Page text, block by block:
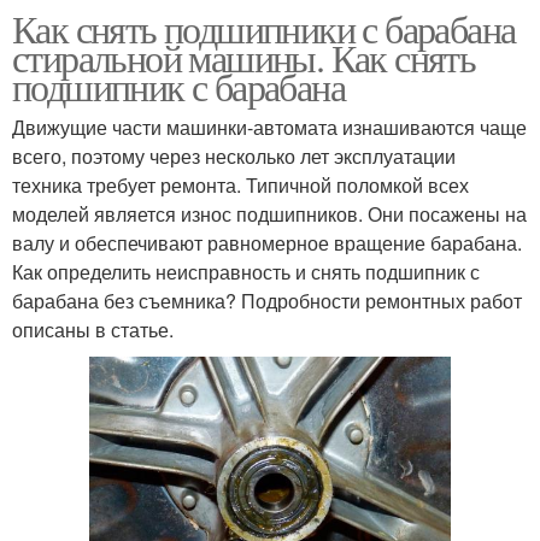
Как снять подшипники с барабана
стиральной машины. Как снять
подшипник с барабана
Движущие части машинки-автомата изнашиваются чаще
всего, поэтому через несколько лет эксплуатации
техника требует ремонта. Типичной поломкой всех
моделей является износ подшипников. Они посажены на
валу и обеспечивают равномерное вращение барабана.
Как определить неисправность и снять подшипник с
барабана без съемника? Подробности ремонтных работ
описаны в статье.